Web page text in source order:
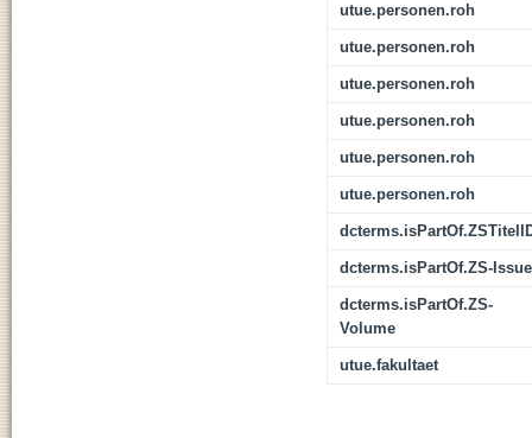
utue.personen.roh
utue.personen.roh
utue.personen.roh
utue.personen.roh
utue.personen.roh
utue.personen.roh
dcterms.isPartOf.ZS-Issue
dcterms.isPartOf.ZS-
Volume
utue.fakultaet